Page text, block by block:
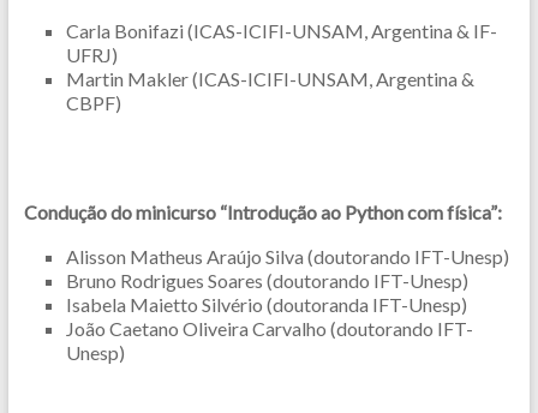
Carla Bonifazi (ICAS-ICIFI-UNSAM, Argentina & IF-
UFRJ)
Martin Makler (ICAS-ICIFI-UNSAM, Argentina &
CBPF)
Condução do minicurso “Introdução ao Python com física”:
Alisson Matheus Araújo Silva (doutorando IFT-Unesp)
Bruno Rodrigues Soares (doutorando IFT-Unesp)
Isabela Maietto Silvério (doutoranda IFT-Unesp)
João Caetano Oliveira Carvalho (doutorando IFT-
Unesp)